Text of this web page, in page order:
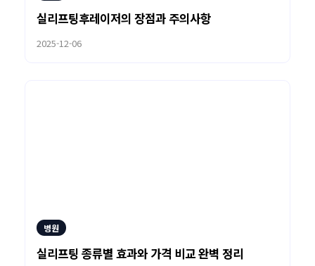
실리프팅후레이저의 장점과 주의사항
2025-12-06
병원
실리프팅 종류별 효과와 가격 비교 완벽 정리